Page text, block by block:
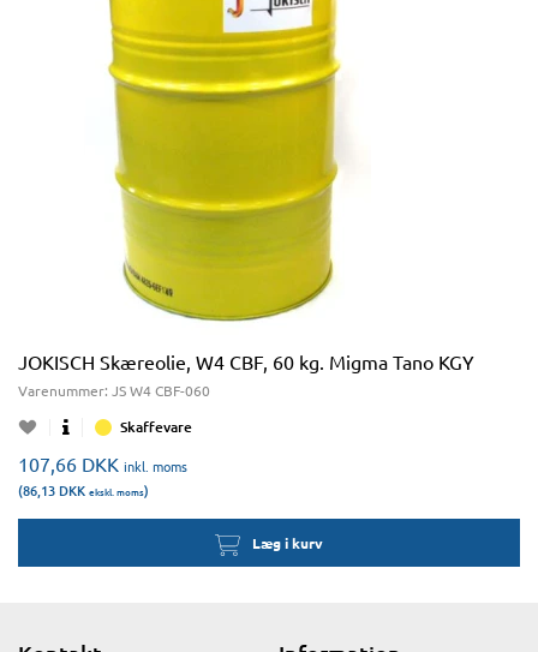
JOKISCH Skæreolie, W4 CBF, 60 kg. Migma Tano KGY
Varenummer: JS W4 CBF-060
Skaffevare
107,66 DKK inkl. moms
(86,13 DKK ekskl. moms)
Læg i kurv